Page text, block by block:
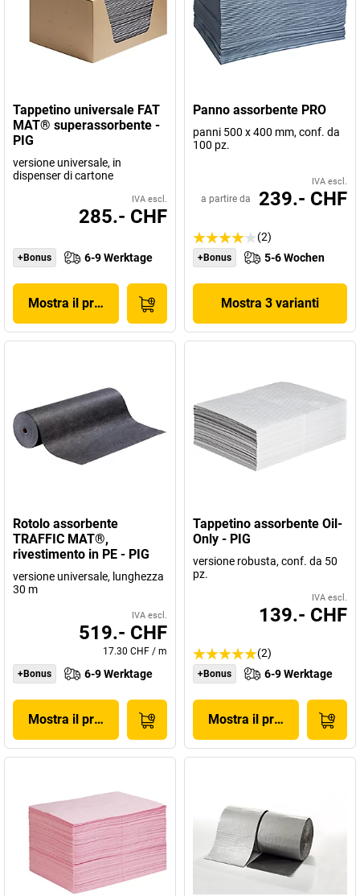
Tappetino universale FAT
MAT® superassorbente -
PIG
versione universale, in
dispenser di cartone
IVA escl.
285.- CHF
+Bonus 6-9 Werktage
Mostra il prodotto
Panno assorbente PRO
panni 500 x 400 mm, conf. da
100 pz.
IVA escl.
a partire da 239.- CHF
(2)
+Bonus 5-6 Wochen
Mostra 3 varianti
Rotolo assorbente
TRAFFIC MAT®,
rivestimento in PE - PIG
versione universale, lunghezza
30 m
IVA escl.
519.- CHF
17.30 CHF / m
+Bonus
6-9 Werktage
Mostra il prodotto
Tappetino assorbente Oil-
Only - PIG
versione robusta, conf. da 50
pz.
IVA escl.
139.- CHF
(2)
+Bonus 6-9 Werktage
Mostra il prodotto